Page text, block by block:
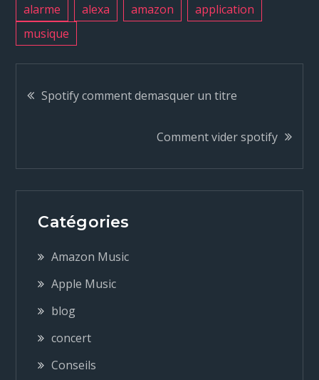
alarme alexa amazon
application
musique
N
v
g
a
t
Spotify comment demasquer un titre
Comment vider spotify
Catégories
Amazon Music
Apple Music
blog
concert
Conseils